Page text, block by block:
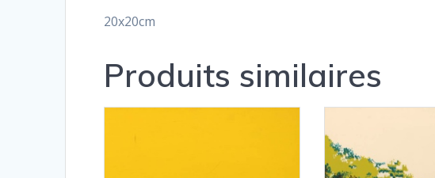
20x20cm
Produits similaires